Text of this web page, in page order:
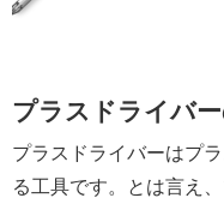
プラスドライバ
プラスドライバーはプ
る工具です。とは言え